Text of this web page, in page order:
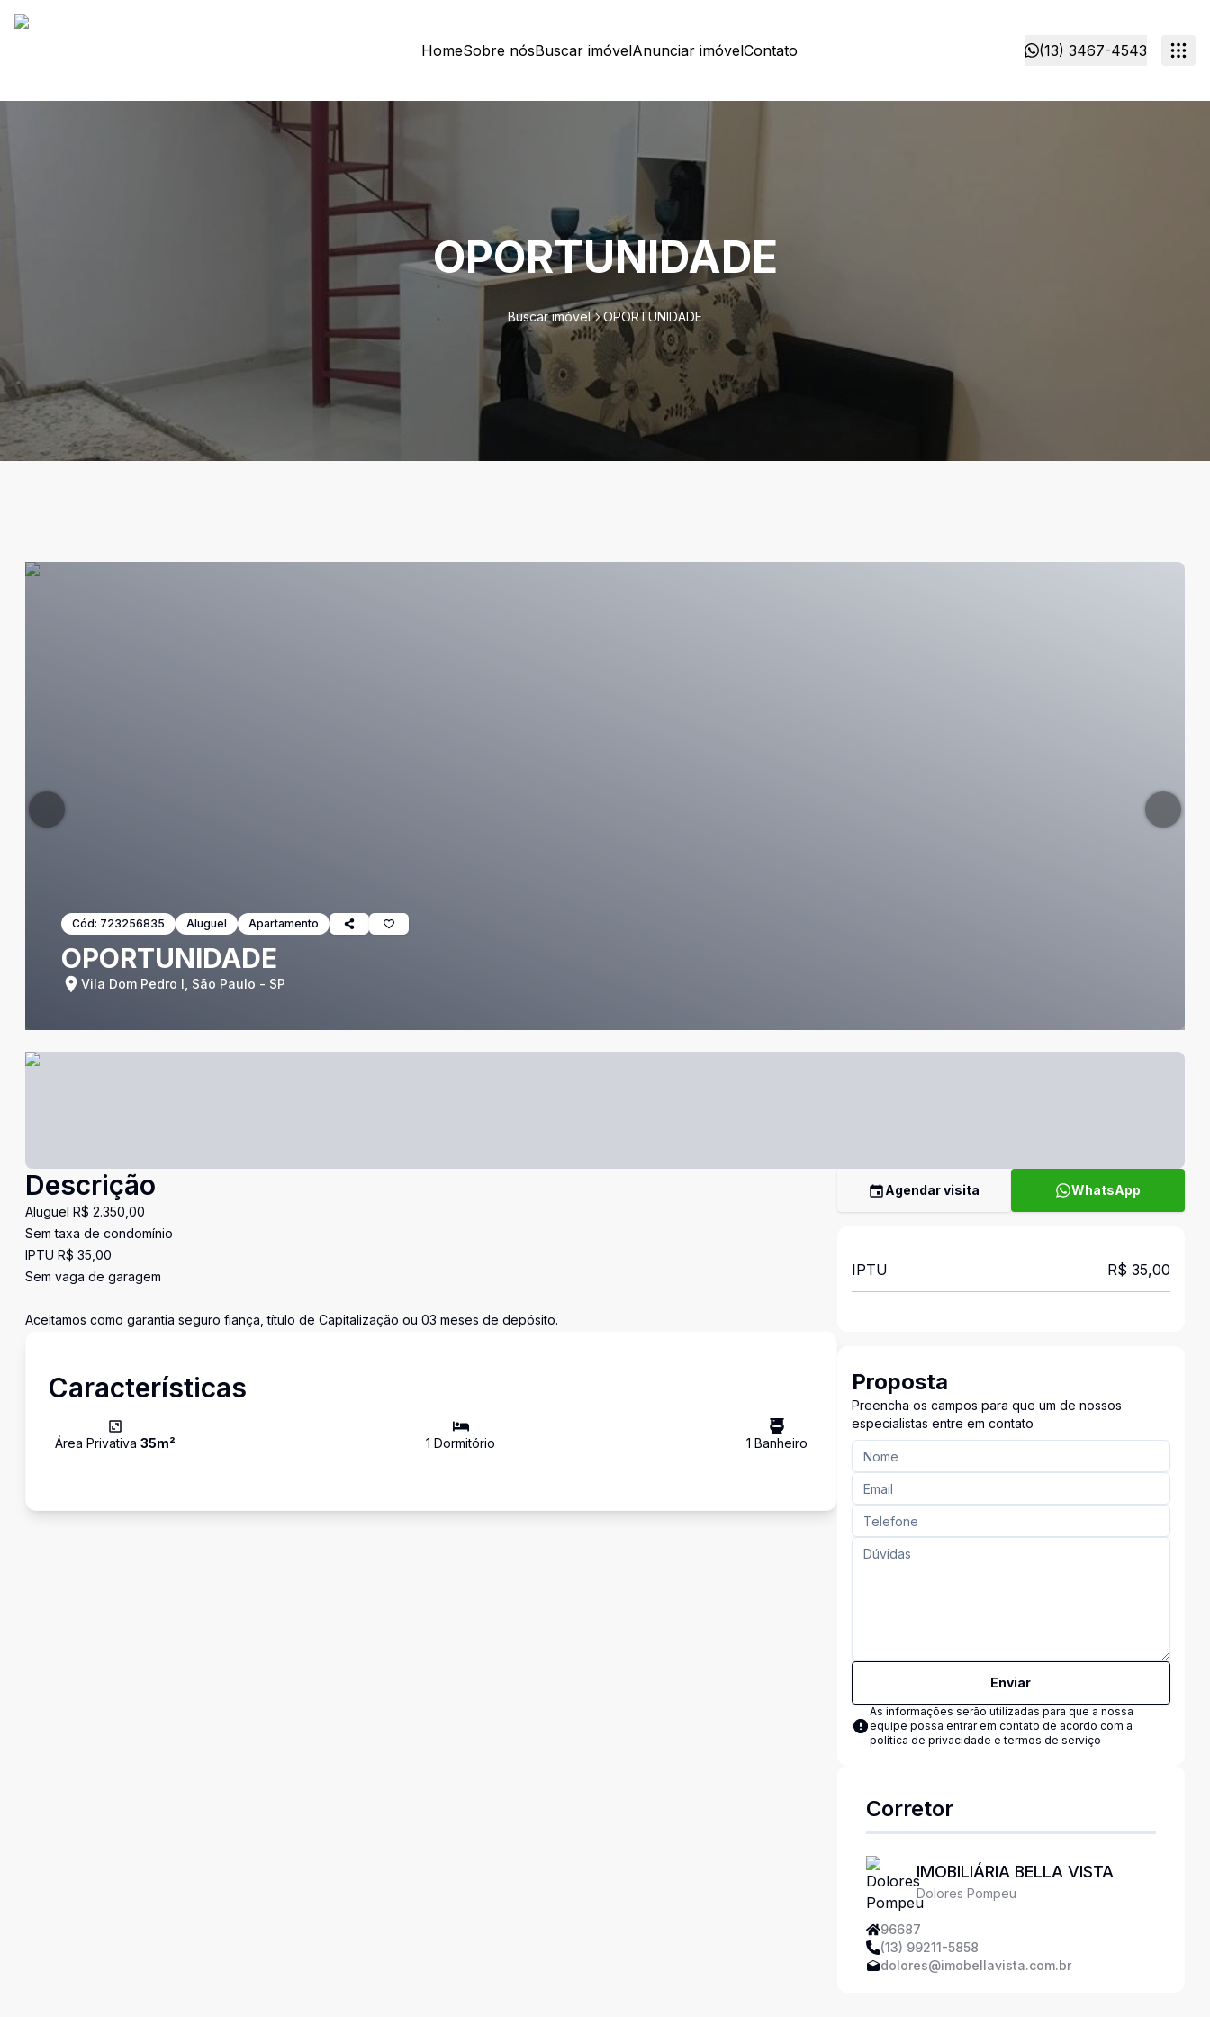
HomeSobre nósBuscar imóvelAnunciar imóvelContato (13) 3467-4543
OPORTUNIDADE
Buscar imóvel OPORTUNIDADE
Cód: 723256835 Aluguel Apartamento
OPORTUNIDADE
Vila Dom Pedro I, São Paulo - SP
Descrição
Aluguel R$ 2.350,00
Sem taxa de condomínio
IPTU R$ 35,00
Sem vaga de garagem
Aceitamos como garantia seguro fiança, título de Capitalização ou 03 meses de depósito.
Características
Área Privativa 35m² 1 Dormitório 1 Banheiro
Agendar visita WhatsApp
IPTU R$ 35,00
Proposta
Preencha os campos para que um de nossos
especialistas entre em contato
Enviar
As informações serão utilizadas para que a nossa
equipe possa entrar em contato de acordo com a
política de privacidade e termos de serviço
Corretor
IMOBILIÁRIA BELLA VISTA
Dolores Pompeu
96687
(13) 99211-5858
dolores@imobellavista.com.br